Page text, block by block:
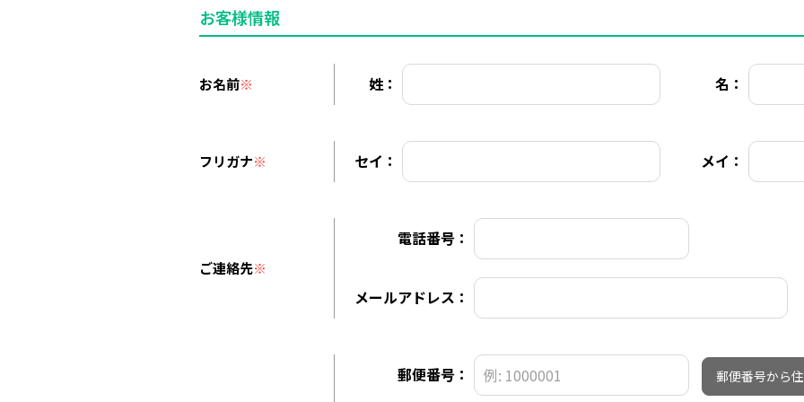
お客様情報
お名前※ 姓： 名：
フリガナ※ セイ： メイ：
ご連絡先※
電話番号：
メールアドレス：
郵便番号： 郵便番号から